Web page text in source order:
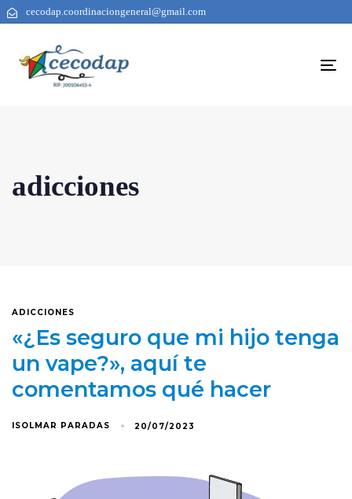
cecodap.coordinaciongeneral@gmail.com
adicciones
ADICCIONES
«¿Es seguro que mi hijo tenga
un vape?», aquí te
comentamos qué hacer
ISOLMAR PARADAS 20/07/2023